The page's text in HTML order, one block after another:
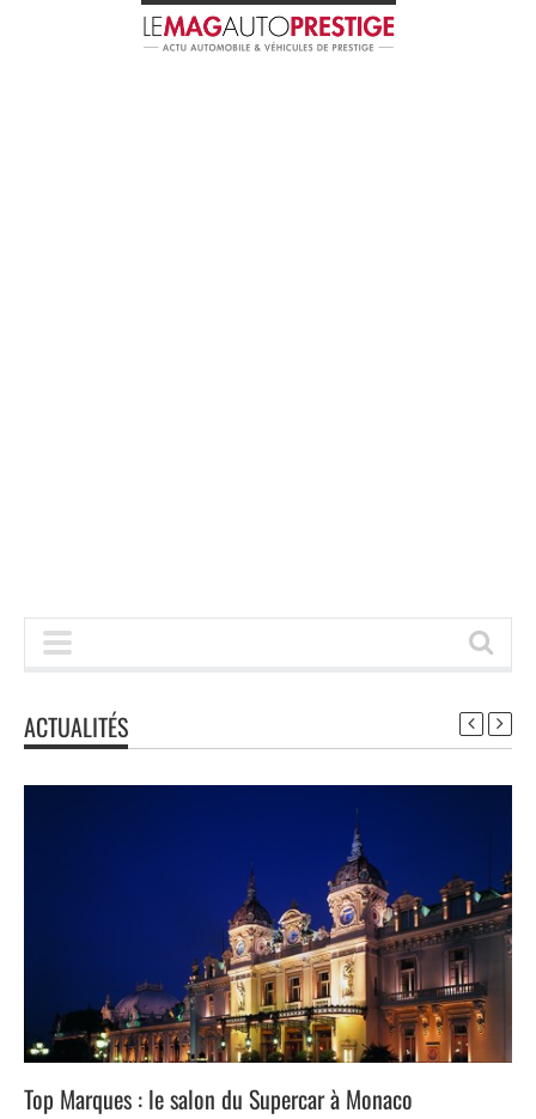
ACTUALITÉS
Top Marques : le salon du Supercar à Monaco